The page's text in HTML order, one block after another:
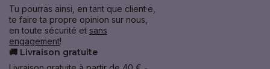
Tu pourras ainsi, en tant que client·e,
te faire ta propre opinion sur nous,
en toute sécurité et sans
engagement!
🚚 Livraison gratuite